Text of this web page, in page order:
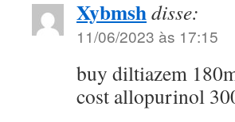
Xybmshdisse:
11/06/2023 às 17:15
buy diltiazem
cost allopurinol